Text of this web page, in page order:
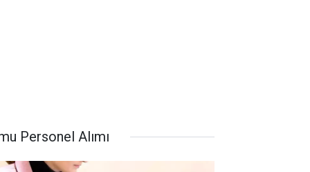
Personel Alımı